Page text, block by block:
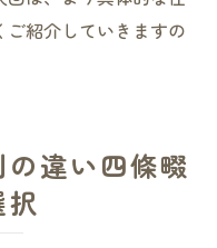
紹介していきますの
違い四條畷